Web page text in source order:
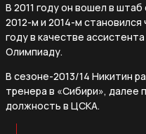
В 2011 году он вошел в
2012-м и 2014-м
году в качестве
Олимпиаду.
В сезоне-2013/14 Никитин
тренера в «Сибири», далее
должность в ЦСКА.